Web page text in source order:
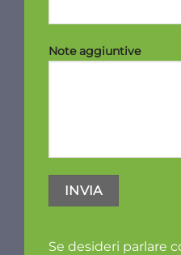
Note aggiuntive
Se desideri parlare